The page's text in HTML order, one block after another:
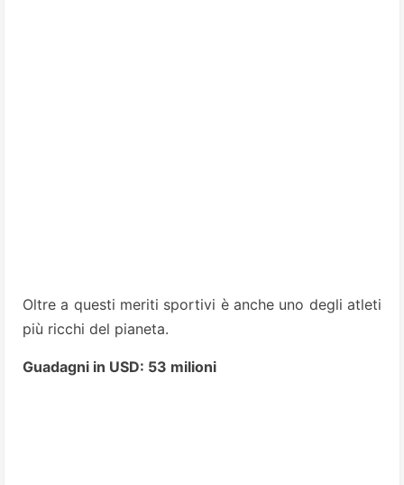
Oltre a questi meriti sportivi è anche uno degli atleti
più ricchi del pianeta.
Guadagni in USD: 53 milioni